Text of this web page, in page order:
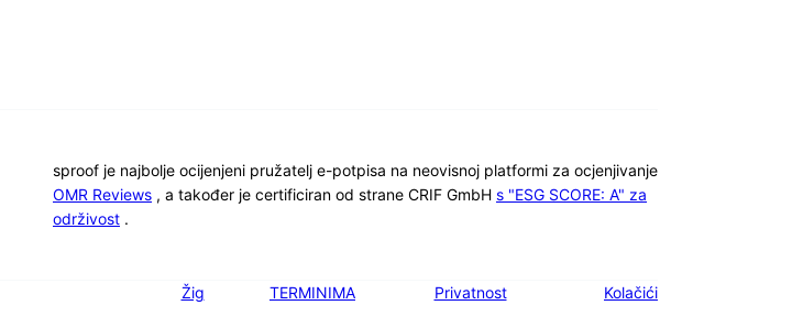
sproof je najbolje ocijenjeni pružatelj e-potpisa na neovisnoj platformi za ocjenjivanje
OMR Reviews , a također je certificiran od strane CRIF GmbH s "ESG SCORE: A" za
održivost .
Žig TERMINIMA Privatnost Kolačići